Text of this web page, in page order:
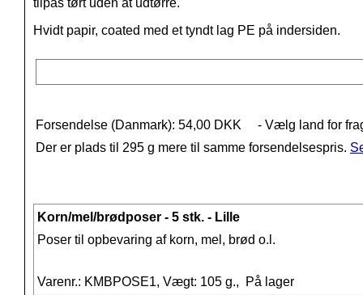
tilpas tørt uden at udtørre.
Hvidt papir, coated med et tyndt lag PE på indersiden.
Forsendelse (Danmark): 54,00 DKK
- Vælg land for
Der er plads til 295 g mere til samme forsendelsespris.
Korn/mel/brødposer - 5 stk. - Lille
Poser til opbevaring af korn, mel, brød o.l.
Varenr.: KMBPOSE1, Vægt: 105 g., På lager